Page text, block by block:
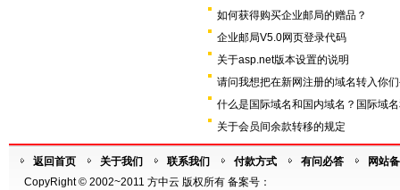
如何获得购买企业邮局的赠品？
企业邮局V5.0网页登录代码
关于asp.net版本设置的说明
请问我想把在新网注册的域名转入你
什么是国际域名和国内域名？国际域
关于会员间余款转移的规定
返回首页 关于我们 联系我们 付款方式 有问必答
网站
CopyRight © 2002~2011 方中云 版权所有 备案号：